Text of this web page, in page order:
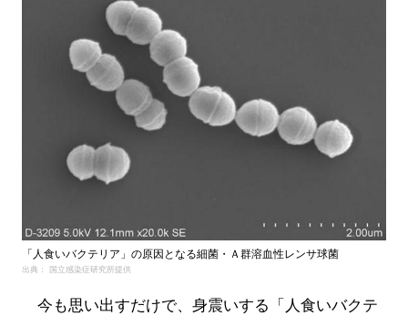
「人食いバクテリア」の原因となる細菌・Ａ群溶血性レンサ球菌
出典： 国立感染症研究所提供
今も思い出すだけで、身震いする「人食いバクテ